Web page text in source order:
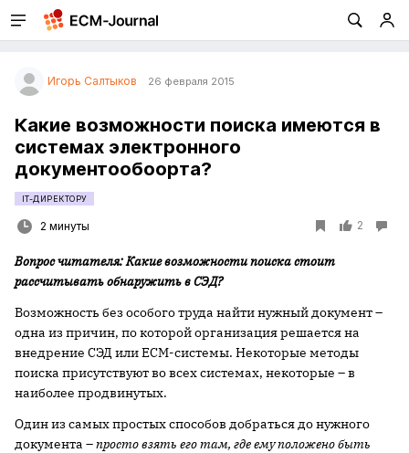
Игорь Салтыков 26 февраля 2015
Какие возможности поиска имеются в
системах электронного
документообоорта?
IT-ДИРЕКТОРУ
2 минуты 2
Вопрос читателя: Какие возможности поиска стоит
рассчитывать обнаружить в СЭД?
Возможность без особого труда найти нужный документ –
одна из причин, по которой организация решается на
внедрение СЭД или ЕСМ-системы. Некоторые методы
поиска присутствуют во всех системах, некоторые – в
наиболее продвинутых.
Один из самых простых способов добраться до нужного
документа –просто взять его там, где ему положено быть